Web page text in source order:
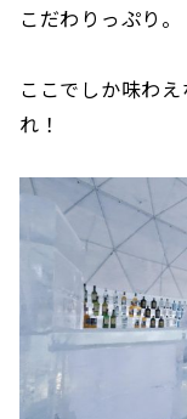
こだわりっぷり。
ここでしか味わ
れ！